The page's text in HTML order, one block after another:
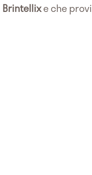
Brintellixe che provi